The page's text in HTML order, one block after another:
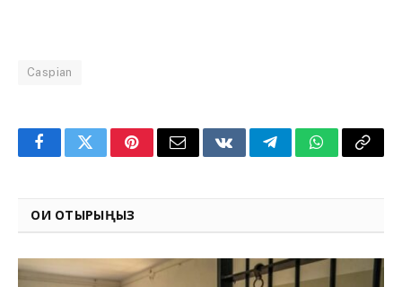
Caspian
FacebookTwitterPinterestEmail VKontakteTelegramWhatsApp
Copy
ОҚИ ОТЫРЫҢЫЗ